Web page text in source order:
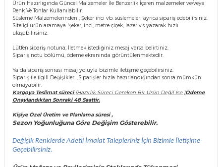
Çeşitleri
ve Dekor Maske
Bıyık
Ürün Hazırlıgında Güncel Malzemeler İle Benzerlik İçeren malzemeler ve/veya
Renk Ve Tonlar Kullanılabilir.
Süsleme Malzemelerinden ; Şeker inci vb. süslemeleri ayrıca sipariş edebilirsiniz.
Site içi ürün aramaya 'şeker, inci, metre çiçek, lazer v.s yazarak hızlı
ulaşabilirsiniz.
Lütfen sipariş notuna; İletmek istediğiniz mesaj varsa belirtiniz.
Sipariş notu bölümü, ödeme ekranında görüntülenmektedir.
Ya da sipariş sonrası mesaj yoluyla bizimle iletişme geçebilirsiniz.
Sipariş İle İlgili Değişikler ,Siparişler hızla hazırlandığından sonra mümkün
olmayabilir.
Kargoya Teslimat süreci (Hazırlık Süreci Gereken Bir Ürün Değil İse )Ödeme
Onaylandıktan Sonraki 48 Saattir.
Kişiye Özel Üretim ve Planlama süresi ,
Sezon Yoğunluğuna Göre Değişim Gösterebilir.
Değişik Renklerde Adetli İmalat Talepleriniz İçin Bizimle İletişime
Geçebilirsiniz.